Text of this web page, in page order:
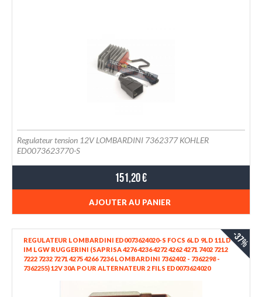
Regulateur tension 12V LOMBARDINI 7362377 KOHLER
ED0073623770-S
151,20 €
AJOUTER AU PANIER
REGULATEUR LOMBARDINI ED0073624020-S FOCS 6LD 9LD 11LD
IM LGW RUGGERINI (SAPRISA 4276 4236 4272 4262 4271 7402 7212
7222 7232 7271 4275 4266 7236 LOMBARDINI 7362402 - 7362298 -
7362255) 12V 30A POUR ALTERNATEUR 2 FILS ED0073624020
-37%